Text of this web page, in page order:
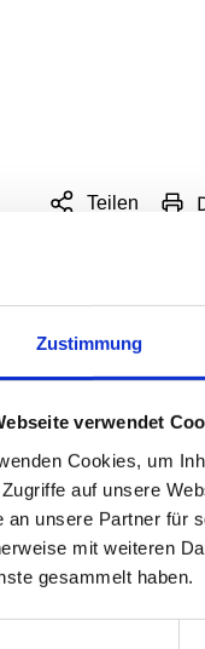
Zustimmung
verwendet
Cookies, um
auf unsere
an unsere Partner für
mit weiteren
gesammelt haben.
Teilen
Sharing
SIE